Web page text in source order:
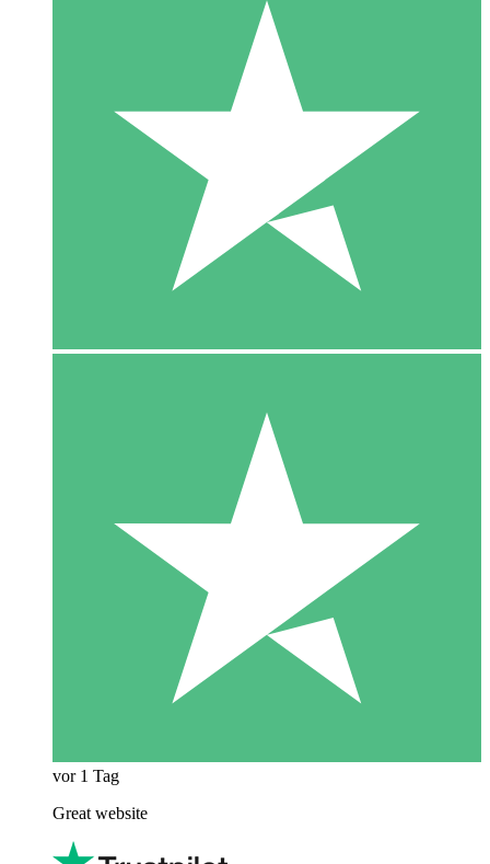
vor 1 Tag
Great website